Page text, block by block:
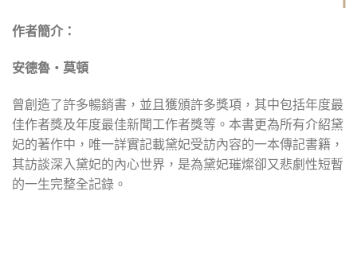
作者簡介：
安德魯‧莫頓
曾創造了許多暢銷書，並且獲頒許多獎項，其中包括年度最
佳作者獎及年度最佳新聞工作者獎等。本書更為所有介紹黛
妃的著作中，唯一詳實記載黛妃受訪內容的一本傳記書籍，
其訪談深入黛妃的內心世界，是為黛妃璀燦卻又悲劇性短暫
的一生完整全記錄。